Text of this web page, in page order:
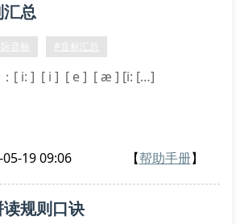
总
音标 #音标汇总
：[ i: ] [ i ] [ e ] [ æ ] [i: […]
19 09:06 【帮助手册】
规则口诀